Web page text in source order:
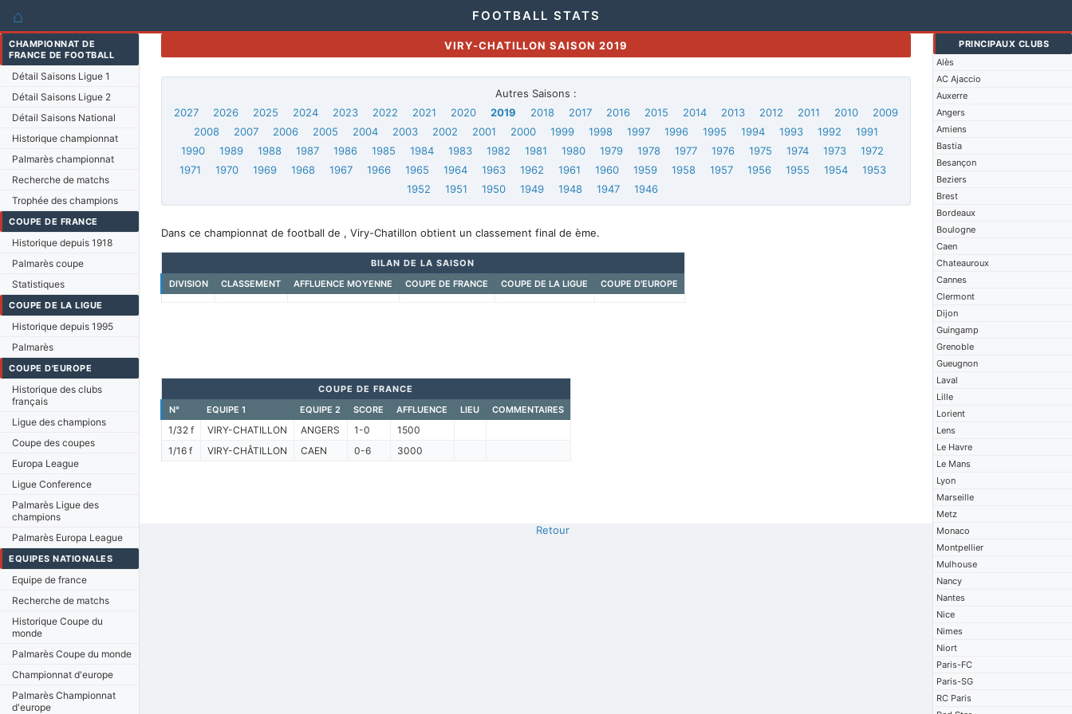
⌂ FOOTBALL STATS
CHAMPIONNAT DE
FRANCE DE FOOTBALL
Détail Saisons Ligue 1
Détail Saisons Ligue 2
Détail Saisons National
Historique championnat
Palmarès championnat
Recherche de matchs
Trophée des champions
COUPE DE FRANCE
Historique depuis 1918
Palmarès coupe
Statistiques
COUPE DE LA LIGUE
Historique depuis 1995
Palmarès
COUPE D'EUROPE
Historique des clubs
français
Ligue des champions
Coupe des coupes
Europa League
Ligue Conference
Palmarès Ligue des
champions
Palmarès Europa League
EQUIPES NATIONALES
Equipe de france
Recherche de matchs
Historique Coupe du
monde
Palmarès Coupe du monde
Championnat d'europe
Palmarès Championnat
d'europe
PRINCIPAUX CLUBS
Alès
AC Ajaccio
Auxerre
Angers
Amiens
Bastia
Besançon
Beziers
Brest
Bordeaux
Boulogne
Caen
Chateauroux
Cannes
Clermont
Dijon
Guingamp
Grenoble
Gueugnon
Laval
Lille
Lorient
Lens
Le Havre
Le Mans
Lyon
Marseille
Metz
Monaco
Montpellier
Mulhouse
Nancy
Nantes
Nice
Nimes
Niort
Paris-FC
Paris-SG
RC Paris
VIRY-CHATILLON SAISON 2019
Autres Saisons :
2027
2026 2025 2024 2023 2022 2021 2020 2019 2018 2017 2016 2015 2014 2013 2012 2011 2010
2009
2008
2007 2006 2005 2004 2003 2002 2001 2000 1999 1998 1997 1996 1995 1994 1993 1992
1991
1990
1989 1988 1987 1986 1985 1984 1983 1982 1981 1980 1979 1978 1977 1976 1975 1974 1973
1972
1971
1970 1969 1968 1967 1966 1965 1964 1963 1962 1961 1960 1959 1958 1957 1956 1955 1954
1953
1952
1951 1950 1949 1948 1947 1946
Dans ce championnat de football de , Viry-Chatillon obtient un classement final de ème.
BILAN DE LA SAISON
DIVISION
CLASSEMENT AFFLUENCE MOYENNE COUPE DE FRANCE COUPE DE LA LIGUE COUPE D'EUROPE
COUPE DE FRANCE
N°
EQUIPE 1 EQUIPE 2 SCORE AFFLUENCE LIEU COMMENTAIRES
1/32 f VIRY-CHATILLON ANGERS 1-0
1500
1/16 f
VIRY-CHÂTILLON CAEN 0-6 3000
Retour